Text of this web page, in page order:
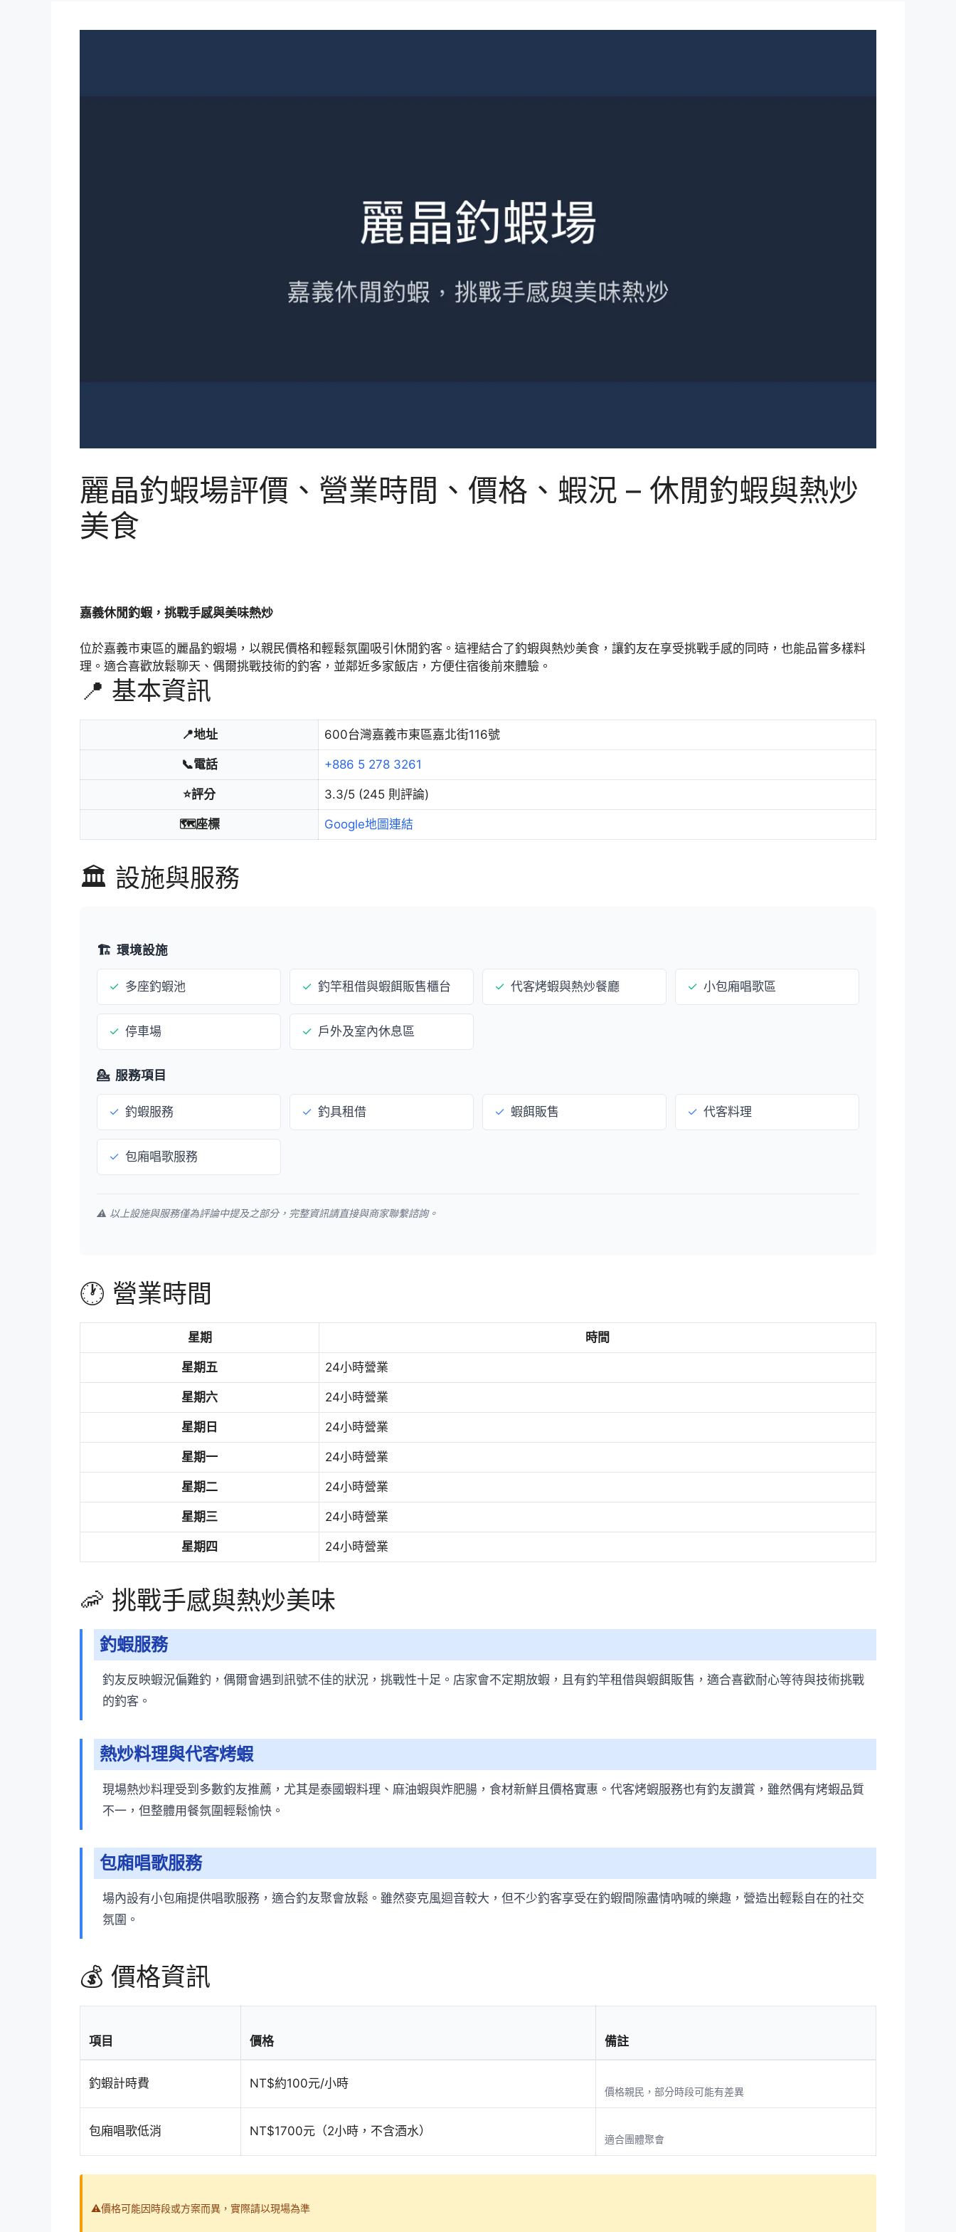
麗晶釣蝦場評價、營業時間、價格、蝦況 – 休閒釣蝦與熱炒
美食
嘉義休閒釣蝦，挑戰手感與美味熱炒
位於嘉義市東區的麗晶釣蝦場，以親民價格和輕鬆氛圍吸引休閒釣客。這裡結合了釣蝦與熱炒美食，讓釣友在享受挑戰手感的同時，也能品嘗多樣料
理。適合喜歡放鬆聊天、偶爾挑戰技術的釣客，並鄰近多家飯店，方便住宿後前來體驗。
📍 基本資訊
📍地址 600台灣嘉義市東區嘉北街116號
📞電話 +886 5 278 3261
⭐評分 3.3/5 (245 則評論)
🗺️座標 Google地圖連結
🏛️ 設施與服務
🏗️ 環境設施
✓ 多座釣蝦池 ✓ 釣竿租借與蝦餌販售櫃台 ✓ 代客烤蝦與熱炒餐廳 ✓ 小包廂唱歌區
✓ 停車場 ✓ 戶外及室內休息區
💁 服務項目
✓ 釣蝦服務 ✓ 釣具租借 ✓ 蝦餌販售 ✓ 代客料理
✓ 包廂唱歌服務
⚠️ 以上設施與服務僅為評論中提及之部分，完整資訊請直接與商家聯繫諮詢。
🕐 營業時間
星期 時間
星期五 24小時營業
星期六 24小時營業
星期日 24小時營業
星期一 24小時營業
星期二 24小時營業
星期三 24小時營業
星期四 24小時營業
🦐 挑戰手感與熱炒美味
釣蝦服務
釣友反映蝦況偏難釣，偶爾會遇到訊號不佳的狀況，挑戰性十足。店家會不定期放蝦，且有釣竿租借與蝦餌販售，適合喜歡耐心等待與技術挑戰
的釣客。
熱炒料理與代客烤蝦
現場熱炒料理受到多數釣友推薦，尤其是泰國蝦料理、麻油蝦與炸肥腸，食材新鮮且價格實惠。代客烤蝦服務也有釣友讚賞，雖然偶有烤蝦品質
不一，但整體用餐氛圍輕鬆愉快。
包廂唱歌服務
場內設有小包廂提供唱歌服務，適合釣友聚會放鬆。雖然麥克風迴音較大，但不少釣客享受在釣蝦間隙盡情吶喊的樂趣，營造出輕鬆自在的社交
氛圍。
💰 價格資訊
項目 價格 備註
釣蝦計時費 NT$約100元/小時
價格親民，部分時段可能有差異
包廂唱歌低消 NT$1700元（2小時，不含酒水）
適合團體聚會
⚠️價格可能因時段或方案而異，實際請以現場為準